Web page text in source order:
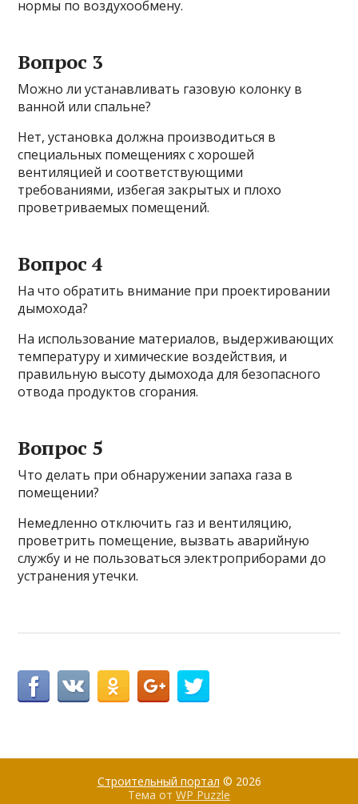
нормы по воздухообмену.
Вопрос 3
Можно ли устанавливать газовую колонку в
ванной или спальне?
Нет, установка должна производиться в
специальных помещениях с хорошей
вентиляцией и соответствующими
требованиями, избегая закрытых и плохо
проветриваемых помещений.
Вопрос 4
На что обратить внимание при проектировании
дымохода?
На использование материалов, выдерживающих
температуру и химические воздействия, и
правильную высоту дымохода для безопасного
отвода продуктов сгорания.
Вопрос 5
Что делать при обнаружении запаха газа в
помещении?
Немедленно отключить газ и вентиляцию,
проветрить помещение, вызвать аварийную
службу и не пользоваться электроприборами до
устранения утечки.
Строительный портал © 2026
Тема от WP Puzzle